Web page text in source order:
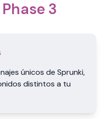
3
únicos de Sprunki,
distintos a tu